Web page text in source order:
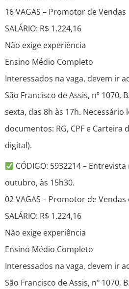
16 VAGAS – Promotor de Vendas
SALÁRIO: R$ 1.224,16
Não exige experiência
Ensino Médio Completo
Interessados na vaga, devem ir
São Francisco de Assis, nº 1070,
sexta, das 8h às 17h. Necessário
documentos: RG, CPF e Carteira
digital).
CÓDIGO: 5932214 –
outubro, às 15h30.
02 VAGAS – Promotor de Vendas
SALÁRIO: R$ 1.224,16
Não exige experiência
Ensino Médio Completo
Interessados na vaga, devem ir
São Francisco de Assis, nº 1070,